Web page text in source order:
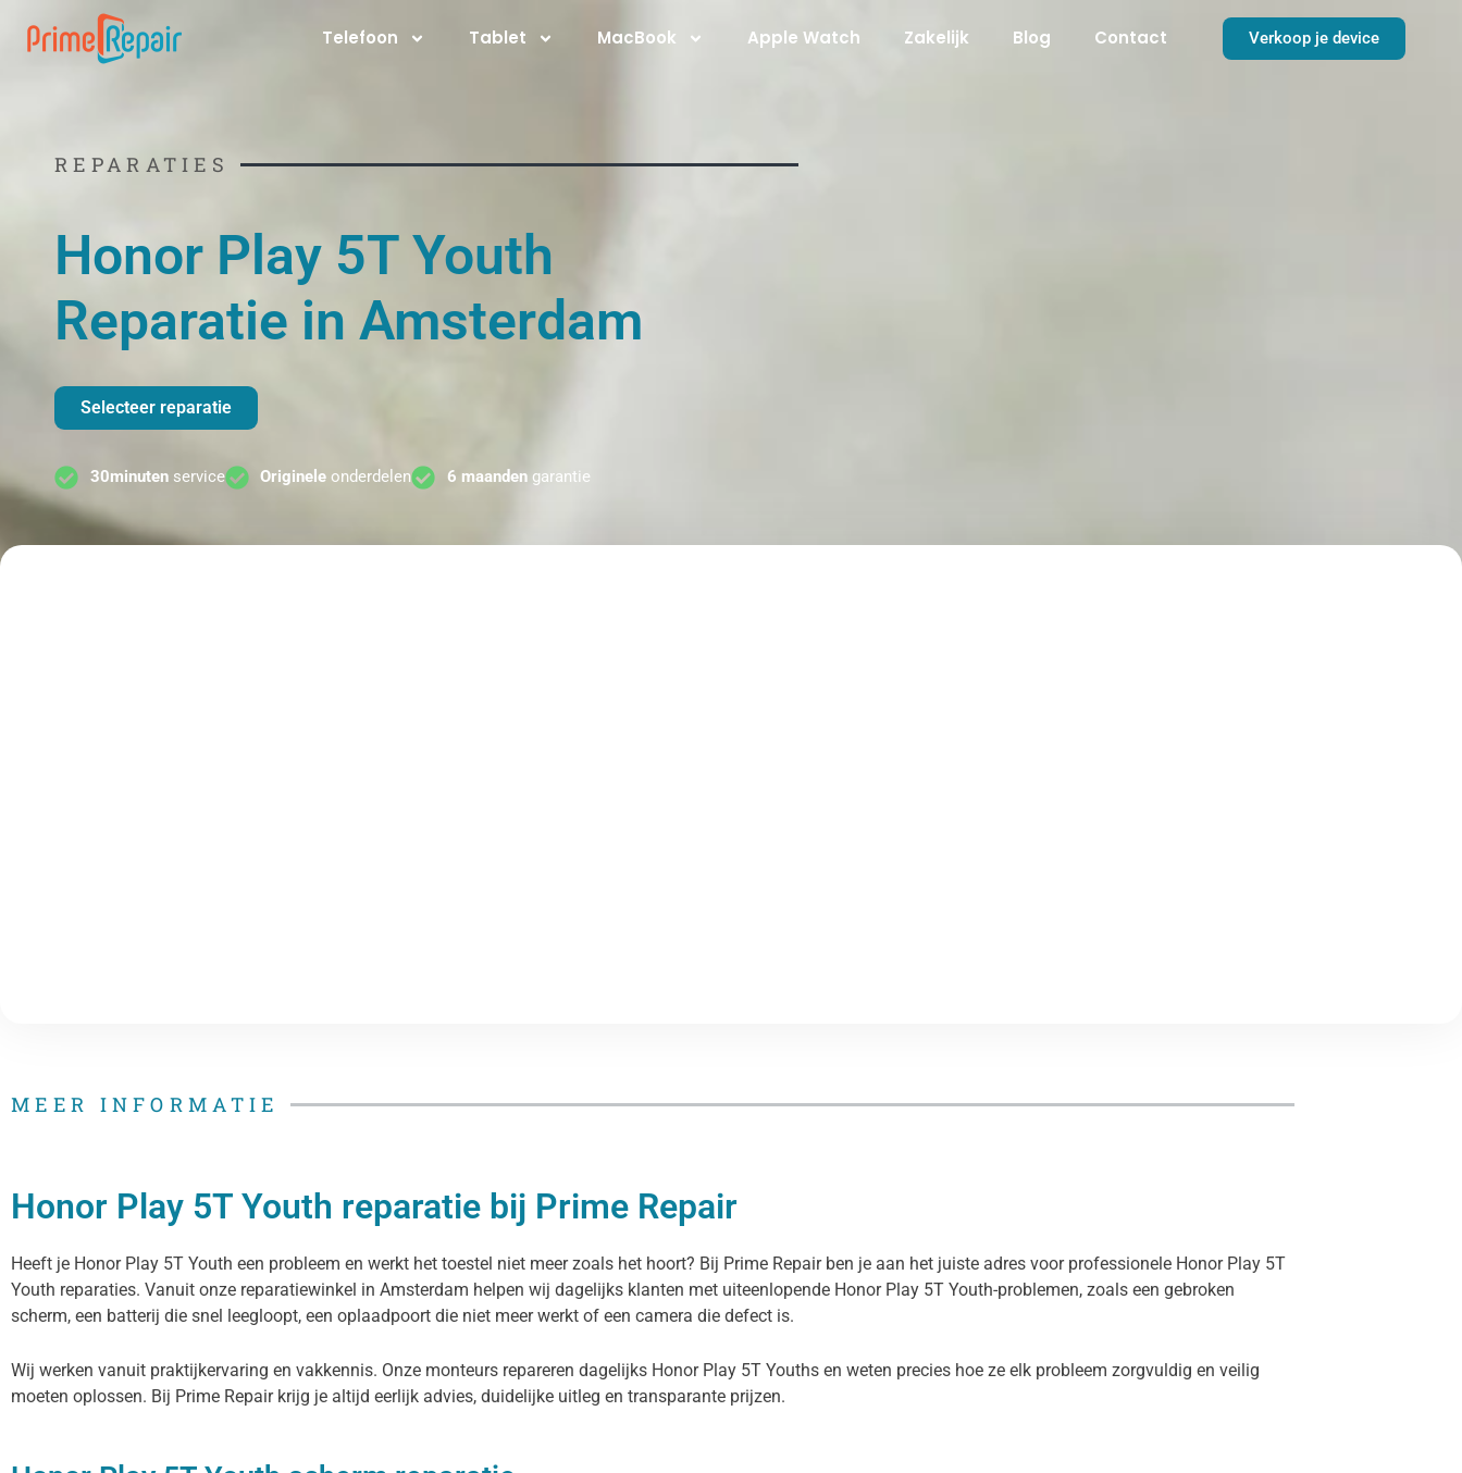
naar
Telefoon Tablet MacBook Apple Watch Zakelijk Blog Contact Verkoop je device
REPARATIES
Honor Play 5T Youth
Reparatie in Amsterdam
Selecteer reparatie
30minutenservice Originele onderdelen 6 maandengarantie
MEER INFORMATIE
Honor Play 5T Youth reparatie bij Prime Repair
Heeft je Honor Play 5T Youth een probleem en werkt het toestel niet meer zoals het hoort? Bij Prime Repair ben je aan het juiste adres voor professionele Honor Play 5T
Youth reparaties. Vanuit onze reparatiewinkel in Amsterdam helpen wij dagelijks klanten met uiteenlopende Honor Play 5T Youth-problemen, zoals een gebroken
scherm, een batterij die snel leegloopt, een oplaadpoort die niet meer werkt of een camera die defect is.
Wij werken vanuit praktijkervaring en vakkennis. Onze monteurs repareren dagelijks Honor Play 5T Youths en weten precies hoe ze elk probleem zorgvuldig en veilig
moeten oplossen. Bij Prime Repair krijg je altijd eerlijk advies, duidelijke uitleg en transparante prijzen.